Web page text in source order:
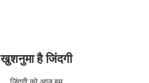
खुशनुमा है जिंदगी